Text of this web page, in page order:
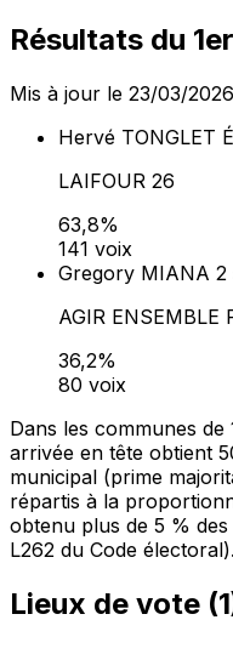
Résultats du
Mis à jour le 23/03/
Hervé TONGLET
LAIFOUR 26
63,8%
141 voix
Gregory MIANA 2
AGIR ENSEMBLE
36,2%
80 voix
Dans les communes
arrivée en tête obtient
municipal (prime
répartis à la
obtenu plus de 5 %
L262 du Code électoral).
Lieux de vote (1